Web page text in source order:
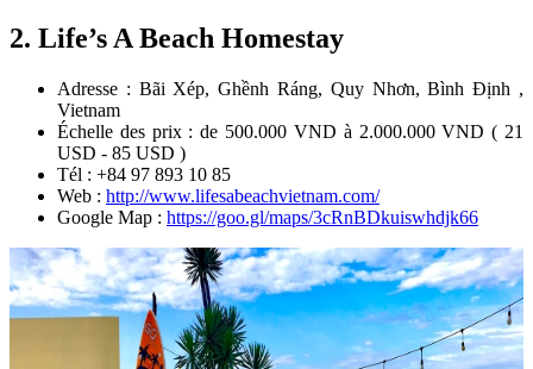
2. Life’s A Beach Homestay
Adresse : Bãi Xép, Ghềnh Ráng, Quy Nhơn, Bình Định ,
Vietnam
Échelle des prix : de 500.000 VND à 2.000.000 VND ( 21
USD - 85 USD )
Tél : +84 97 893 10 85
Web : http://www.lifesabeachvietnam.com/
Google Map : https://goo.gl/maps/3cRnBDkuiswhdjk66